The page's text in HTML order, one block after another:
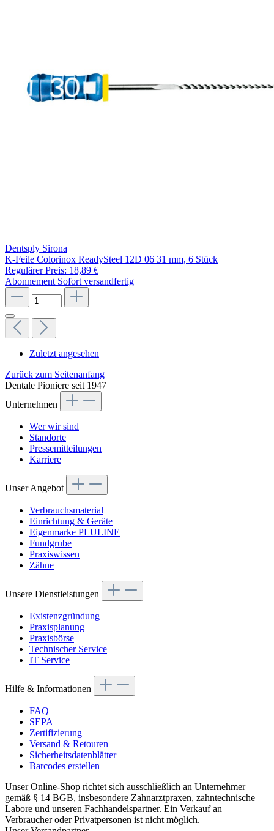
Dentsply Sirona
K-Feile Colorinox ReadySteel 12D 06 31 mm, 6 Stück
Regulärer Preis: 18,89 €
Abonnement Sofort versandfertig
Zuletzt angesehen
Zurück zum Seitenanfang
Dentale Pioniere seit 1947
Unternehmen
Wer wir sind
Standorte
Pressemitteilungen
Karriere
Unser Angebot
Verbrauchsmaterial
Einrichtung & Geräte
Eigenmarke PLULINE
Fundgrube
Praxiswissen
Zähne
Unsere Dienstleistungen
Existenzgründung
Praxisplanung
Praxisbörse
Technischer Service
IT Service
Hilfe & Informationen
FAQ
SEPA
Zertifizierung
Versand & Retouren
Sicherheitsdatenblätter
Barcodes erstellen
Unser Online-Shop richtet sich ausschließlich an Unternehmer
gemäß § 14 BGB, insbesondere Zahnarztpraxen, zahntechnische
Labore und unseren Fachhandelspartner. Ein Verkauf an
Verbraucher oder Privatpersonen ist nicht möglich.